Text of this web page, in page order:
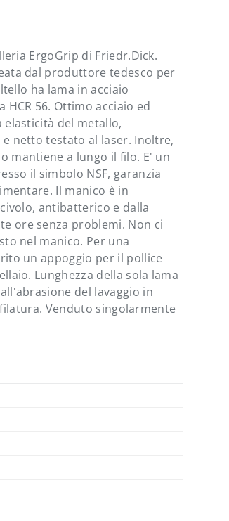
ErgoGrip di Friedr.Dick.
dal produttore tedesco per
ha lama in acciaio
HCR 56. Ottimo acciaio ed
del metallo,
netto testato al laser. Inoltre,
mantiene a lungo il filo. E' un
il simbolo NSF, garanzia
Il manico è in
antibatterico e dalla
ore senza problemi. Non ci
nel manico. Per una
un appoggio per il pollice
Lunghezza della sola lama
del lavaggio in
Venduto singolarmente